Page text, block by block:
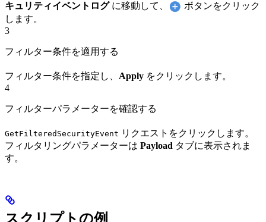
キュリティイベントログに移動して、
ボタンをクリック
します。
3
フィルター条件を適用する
フィルター条件を指定し、 Apply をクリックします。
4
フィルターパラメーターを確認する
GetFilteredSecurityEvent リクエストをクリックします。
フィルタリングパラメーターは Payload タブに表示されま
す。
スクリプトの例